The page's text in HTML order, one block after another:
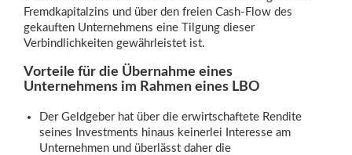
Fremdkapitalzins und über den freien Cash-Flow des
gekauften Unternehmens eine Tilgung dieser
Verbindlichkeiten gewährleistet ist.
Vorteile für die Übernahme eines
Unternehmens im Rahmen eines LBO
Der Geldgeber hat über die erwirtschaftete Rendite
seines Investments hinaus keinerlei Interesse am
Unternehmen und überlässt daher die